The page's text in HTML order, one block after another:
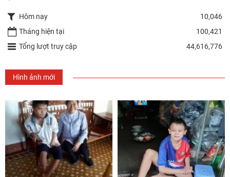
Hôm nay
10,046
Tháng hiện tại
100,421
Tổng lượt truy cập
44,616,776
Hình ảnh mới